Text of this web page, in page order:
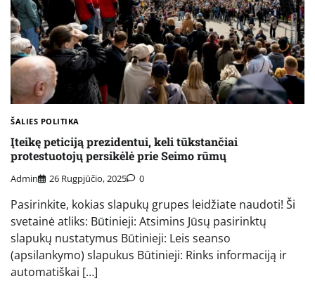
ŠALIES POLITIKA
Įteikę peticiją prezidentui, keli tūkstančiai
protestuotojų persikėlė prie Seimo rūmų
Admin 26 Rugpjūčio, 2025 0
Pasirinkite, kokias slapukų grupes leidžiate naudoti! Ši
svetainė atliks: Būtinieji: Atsimins Jūsų pasirinktų
slapukų nustatymus Būtinieji: Leis seanso
(apsilankymo) slapukus Būtinieji: Rinks informaciją ir
automatiškai […]